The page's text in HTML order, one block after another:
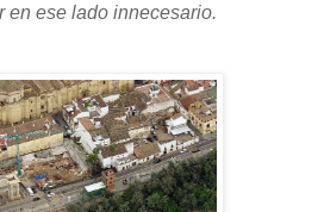
en ese lado innecesario.